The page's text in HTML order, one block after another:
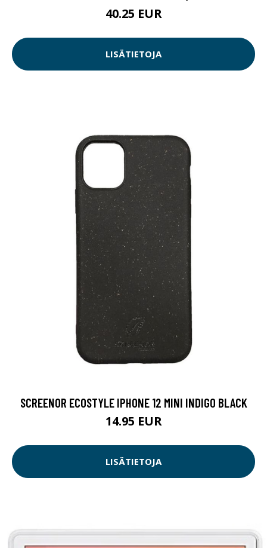
40.25 EUR
LISÄTIETOJA
SCREENOR ECOSTYLE IPHONE 12 MINI INDIGO BLACK
14.95 EUR
LISÄTIETOJA